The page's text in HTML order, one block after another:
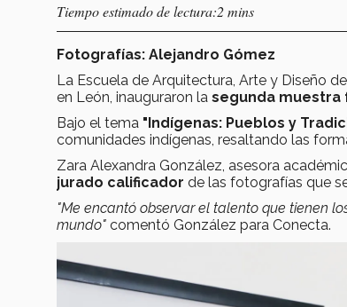
Tiempo estimado de lectura:2 mins
Fotografías: Alejandro Gómez
La Escuela de Arquitectura, Arte y Diseño
en León, inauguraron la segunda
Bajo el tema "Indígenas: Pueblos y
comunidades indígenas, resaltando las
Zara Alexandra González, asesora
jurado calificador de las fotografías que
"Me encantó observar el talento que tienen
mundo" comentó González para Conecta.